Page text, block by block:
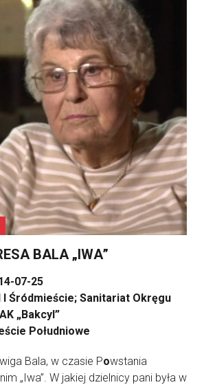
BALA „IWA”
07-25
I Śródmieście; Sanitariat Okręgu
„Bakcyl”
Południowe
Bala, w czasie Powstania
„Iwa”. W jakiej dzielnicy pani była w